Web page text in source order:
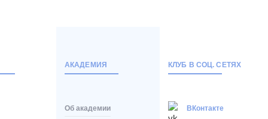
АКАДЕМИЯ
Об академии
КЛУБ В СОЦ. СЕТЯХ
ВКонтакте